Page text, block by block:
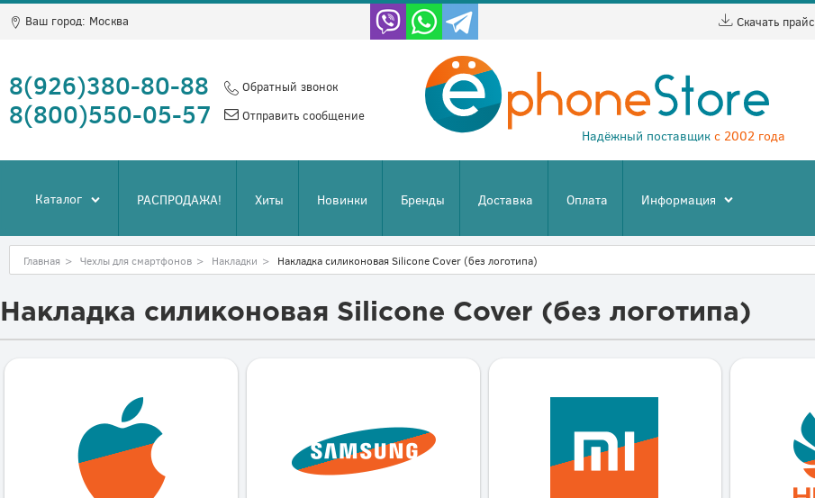
Ваш город: Москва Скачать прайс
8(926)380-80-88
8(800)550-05-57
Обратный звонок
Отправить сообщение
Надёжный поставщик с 2002 года
Каталог РАСПРОДАЖА! Хиты Новинки Бренды Доставка Оплата Информация
Главная > Чехлы для смартфонов > Накладки > Накладка силиконовая Silicone Cover (без логотипа)
Накладка силиконовая Silicone Cover (без логотипа)